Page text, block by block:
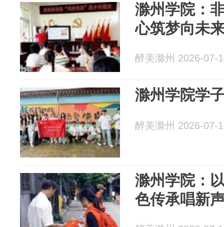
滁州学院：
心筑梦向未
醉美滁州 2026-07-
滁州学院学
醉美滁州 2026-07-
滁州学院：
色传承唱新